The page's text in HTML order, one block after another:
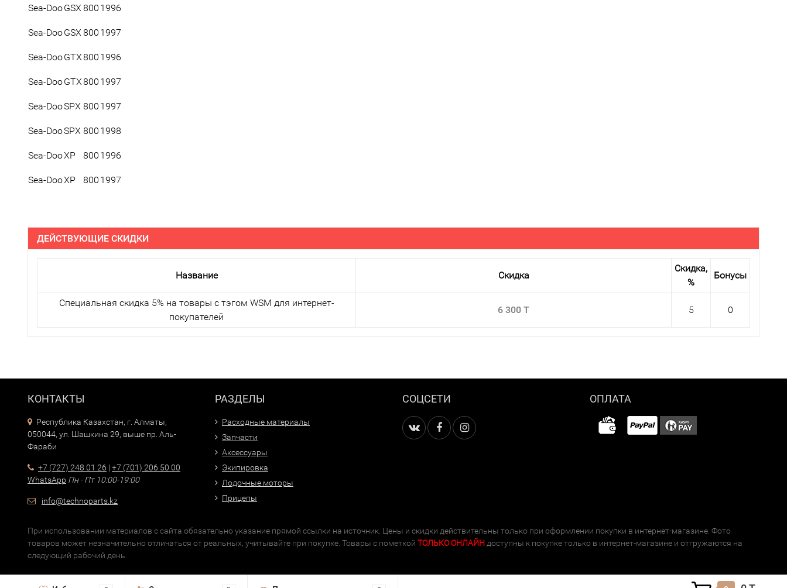
Sea-DooGSX 800 1996
Sea-DooGSX 800 1997
Sea-DooGTX800 1996
Sea-DooGTX800 1997
Sea-DooSPX 800 1997
Sea-DooSPX 800 1998
Sea-DooXP 800 1996
Sea-DooXP 800 1997
ДЕЙСТВУЮЩИЕ СКИДКИ
Название Скидка
Скидка,
%
Бонусы
Специальная скидка 5% на товары с тэгом WSM для интернет-
покупателей
6 300 T 5 0
КОНТАКТЫ
Республика Казахстан, г. Алматы,
050044, ул. Шашкина 29, выше пр. Аль-
Фараби
+7 (727) 248 01 26 | +7 (701) 206 50 00
WhatsApp Пн - Пт 10:00-19:00
info@technoparts.kz
РАЗДЕЛЫ
Расходные материалы
Запчасти
Аксессуары
Экипировка
Лодочные моторы
Прицепы
СОЦСЕТИ ОПЛАТА
При использовании материалов с сайта обязательно указание прямой ссылки на источник. Цены и скидки действительны только при оформлении покупки в интернет-магазине. Фото
товаров может незначительно отличаться от реальных, учитывайте при покупке. Товары с пометкой ТОЛЬКО ОНЛАЙН доступны к покупке только в интернет-магазине и отгружаются на
следующий рабочий день.